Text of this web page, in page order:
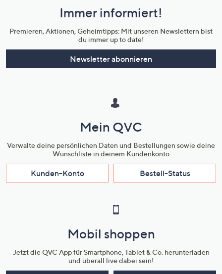
Unternehmensinformationen
Immer informiert!
Premieren, Aktionen, Geheimtipps: Mit unseren Newslettern bist
du immer up to date!
Newsletter abonnieren
Mein QVC
Verwalte deine persönlichen Daten und Bestellungen sowie deine
Wunschliste in deinem Kundenkonto
Kunden-Konto Bestell-Status
Mobil shoppen
Jetzt die QVC App für Smartphone, Tablet & Co. herunterladen
und überall live dabei sein!